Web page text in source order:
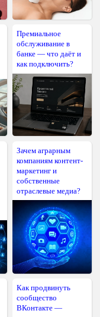
Премиальное
обслуживание в
банке — что даёт и
как подключить?
Зачем аграрным
компаниям контент-
маркетинг и
собственные
отраслевые медиа?
Как продвинуть
сообщество
ВКонтакте —